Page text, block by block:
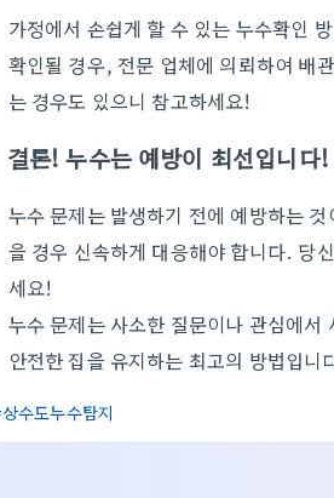
가정에서 손쉽게 할 수 있는 누수확인
확인될 경우, 전문 업체에 의뢰하여 배
는 경우도 있으니 참고하세요!
결론! 누수는 예방이 최선입니다!
누수 문제는 발생하기 전에 예방하는
을 경우 신속하게 대응해야 합니다. 당
세요!
누수 문제는 사소한 질문이나 관심에
안전한 집을 유지하는 최고의 방법입니
상수도누수탐지